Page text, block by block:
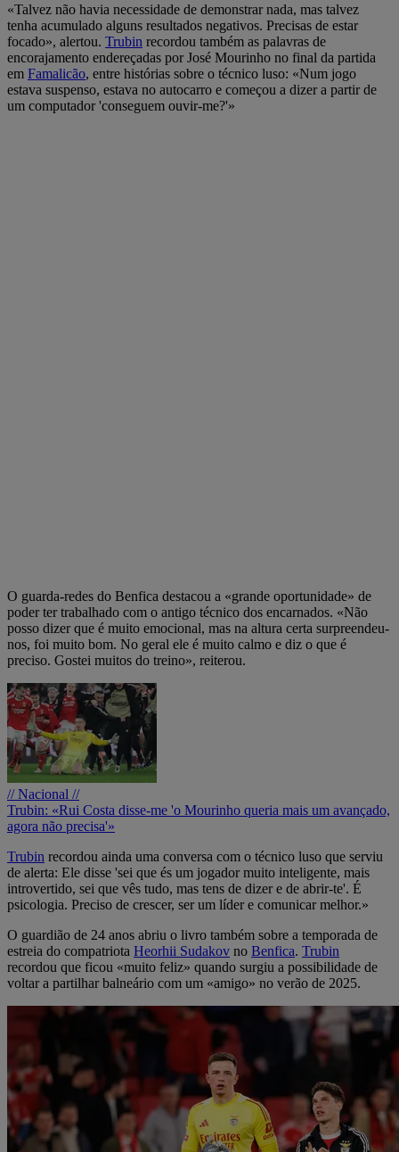
«Talvez não havia necessidade de demonstrar nada, mas talvez
tenha acumulado alguns resultados negativos. Precisas de estar
focado», alertou. Trubin recordou também as palavras de
encorajamento endereçadas por José Mourinho no final da partida
em Famalicão, entre histórias sobre o técnico luso: «Num jogo
estava suspenso, estava no autocarro e começou a dizer a partir de
um computador 'conseguem ouvir-me?'»
O guarda-redes do Benfica destacou a «grande oportunidade» de
poder ter trabalhado com o antigo técnico dos encarnados. «Não
posso dizer que é muito emocional, mas na altura certa surpreendeu-
nos, foi muito bom. No geral ele é muito calmo e diz o que é
preciso. Gostei muitos do treino», reiterou.
// Nacional //
Trubin: «Rui Costa disse-me 'o Mourinho queria mais um avançado,
agora não precisa'»
Trubin recordou ainda uma conversa com o técnico luso que serviu
de alerta: Ele disse 'sei que és um jogador muito inteligente, mais
introvertido, sei que vês tudo, mas tens de dizer e de abrir-te'. É
psicologia. Preciso de crescer, ser um líder e comunicar melhor.»
O guardião de 24 anos abriu o livro também sobre a temporada de
estreia do compatriota Heorhii Sudakov no Benfica. Trubin
recordou que ficou «muito feliz» quando surgiu a possibilidade de
voltar a partilhar balneário com um «amigo» no verão de 2025.